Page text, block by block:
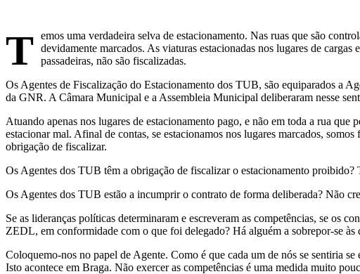
T emos uma verdadeira selva de estacionamento. Nas ruas que são
devidamente marcados. As viaturas estacionadas nos lugares de
passadeiras, não são fiscalizadas.
Os Agentes de Fiscalização do Estacionamento dos TUB, são equiparados a
da GNR. A Câmara Municipal e a Assembleia Municipal deliberaram nesse
Atuando apenas nos lugares de estacionamento pago, e não em toda a rua
estacionar mal. Afinal de contas, se estacionamos nos lugares marcados,
obrigação de fiscalizar.
Os Agentes dos TUB têm a obrigação de fiscalizar o estacionamento proibido?
Os Agentes dos TUB estão a incumprir o contrato de forma deliberada? Não
Se as lideranças políticas determinaram e escreveram as competências, se os
ZEDL, em conformidade com o que foi delegado? Há alguém a sobrepor-se às
Coloquemo-nos no papel de Agente. Como é que cada um de nós se sentiria
Isto acontece em Braga. Não exercer as competências é uma medida muito